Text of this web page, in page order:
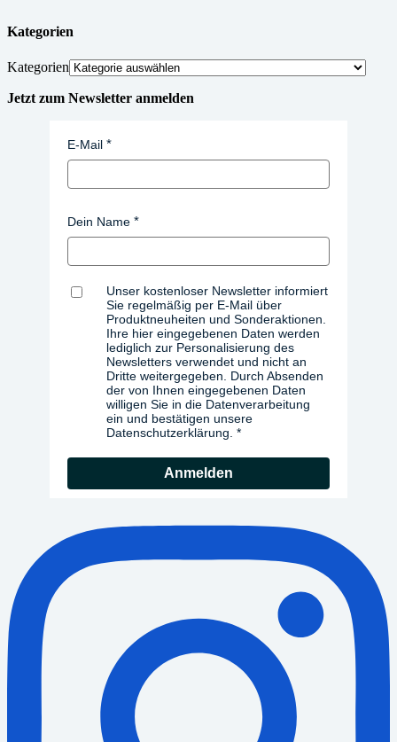
Kategorien
Kategorien
Jetzt zum Newsletter anmelden
E-Mail
Dein Name
Unser kostenloser Newsletter informiert
Sie regelmäßig per E-Mail über
Produktneuheiten und Sonderaktionen.
Ihre hier eingegebenen Daten werden
lediglich zur Personalisierung des
Newsletters verwendet und nicht an
Dritte weitergegeben. Durch Absenden
der von Ihnen eingegebenen Daten
willigen Sie in die Datenverarbeitung
ein und bestätigen unsere
Datenschutzerklärung.
Anmelden